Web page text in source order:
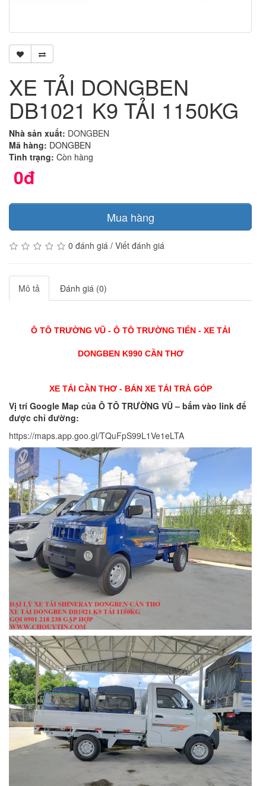
XE TẢI DONGBEN
DB1021 K9 TẢI 1150KG
Nhà sản xuất: DONGBEN
Mã hàng: DONGBEN
Tình trạng: Còn hàng
0đ
Mua hàng
0 đánh giá / Viết đánh giá
Mô tả Đánh giá (0)
Ô TÔ TRƯỜNG VŨ - Ô TÔ TRƯỜNG TIẾN - XE TẢI
DONGBEN K990 CẦN THƠ
XE TẢI CẦN THƠ - BÁN XE TẢI TRẢ GÓP
Vị trí Google Map của Ô TÔ TRƯỜNG VŨ – bấm vào link để
được chỉ đường:
https://maps.app.goo.gl/TQuFpS99L1Ve1eLTA